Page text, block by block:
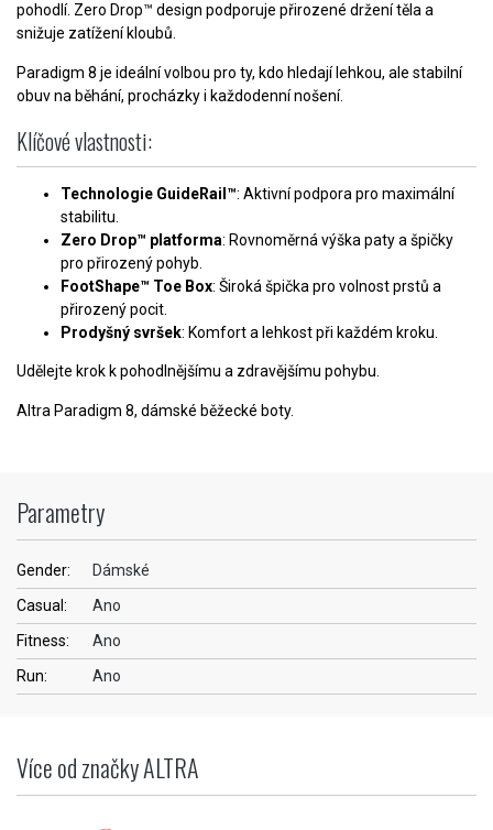
pohodlí. Zero Drop™ design podporuje přirozené držení těla a
snižuje zatížení kloubů.
Paradigm 8 je ideální volbou pro ty, kdo hledají lehkou, ale stabilní
obuv na běhání, procházky i každodenní nošení.
Klíčové vlastnosti:
Technologie GuideRail™: Aktivní podpora pro maximální
stabilitu.
Zero Drop™ platforma: Rovnoměrná výška paty a špičky
pro přirozený pohyb.
FootShape™ Toe Box: Široká špička pro volnost prstů a
přirozený pocit.
Prodyšný svršek: Komfort a lehkost při každém kroku.
Udělejte krok k pohodlnějšímu a zdravějšímu pohybu.
Altra Paradigm 8, dámské běžecké boty.
Parametry
Gender:
Dámské
Casual:
Ano
Fitness:
Ano
Run:
Ano
Více od značky ALTRA